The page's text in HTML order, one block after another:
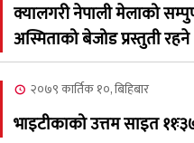
क्यालगरी नेपाली मेलाको
अस्मिताको बेजोड प्रस्तुती रहने
२०७९ कार्तिक १०, बिहिबार
भाइटीकाको उत्तम साइत